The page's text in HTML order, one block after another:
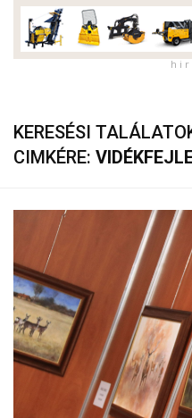
h i r
KERESÉSI
CIMKÉRE: